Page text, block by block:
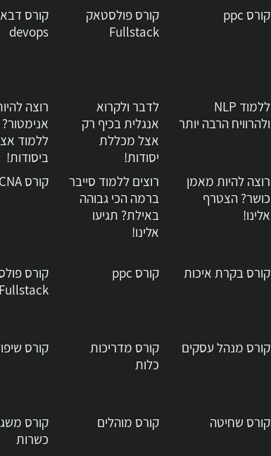
קורס ppc
קורס פולסטאק
Fullstack
קורס
devops
ללמוד NLP
ולהרוויח הרבה יותר
לדבר ולקרוא
אנגלית בכיף רק
אצל מכללת
יסודות!
רוצה
ללמוד
ביסודות!
רוצה להיות מאמן
כושר? הצטרף
אלינו!
רוצים ללמוד סייבר
ברמה הכי גבוהה
באילת? תגיעו
אלינו!
קורס CCNA באילת
קורס בקרת איכות קורס ppc
קורס
Fullstack
קורס מנהל עסקים
קורס מדריכות
כלות
קורס
קורס שחיטה קורס מוהלים
קורס
כשרות